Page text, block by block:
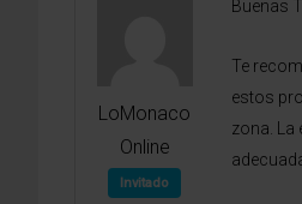
LoMonaco
Online
Invitado
Buenas
Te
estos
zona. La